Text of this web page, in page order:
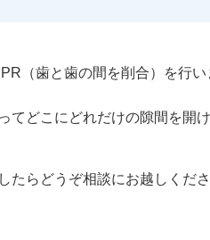
（歯と歯の間を削合）を行い
てどこにどれだけの隙間を開
たらどうぞ相談にお越しくださ